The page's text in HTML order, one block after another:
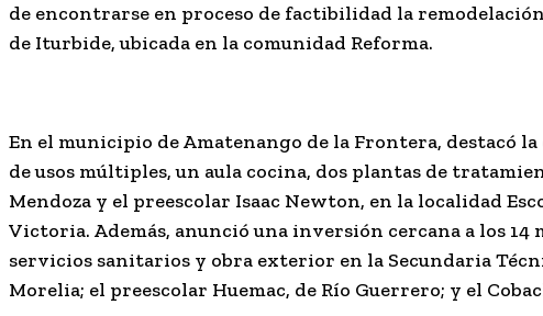
de encontrarse en proceso de factibilidad la
de Iturbide, ubicada en la comunidad Reforma.
En el municipio de Amatenango de la Frontera, destacó
de usos múltiples, un aula cocina, dos plantas de
Mendoza y el preescolar Isaac Newton, en la localidad
Victoria. Además, anunció una inversión cercana a los
servicios sanitarios y obra exterior en la Secundaria
Morelia; el preescolar Huemac, de Río Guerrero; y el